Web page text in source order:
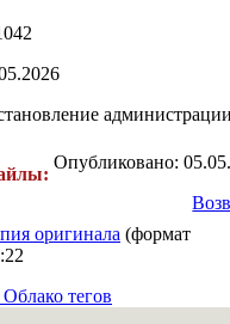
оригинала (формат
Опубликовано:
Облако тегов